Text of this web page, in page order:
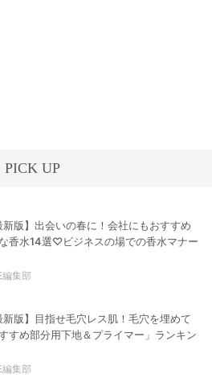
PICK UP
新版】出会いの春に！会社にもおすすめ
香水14選♡ビジネスの場での香水マナー
編集部
新版】目指せ毛穴レス肌！毛穴を埋めて
すめ部分用下地＆プライマー」ランキン
編集部